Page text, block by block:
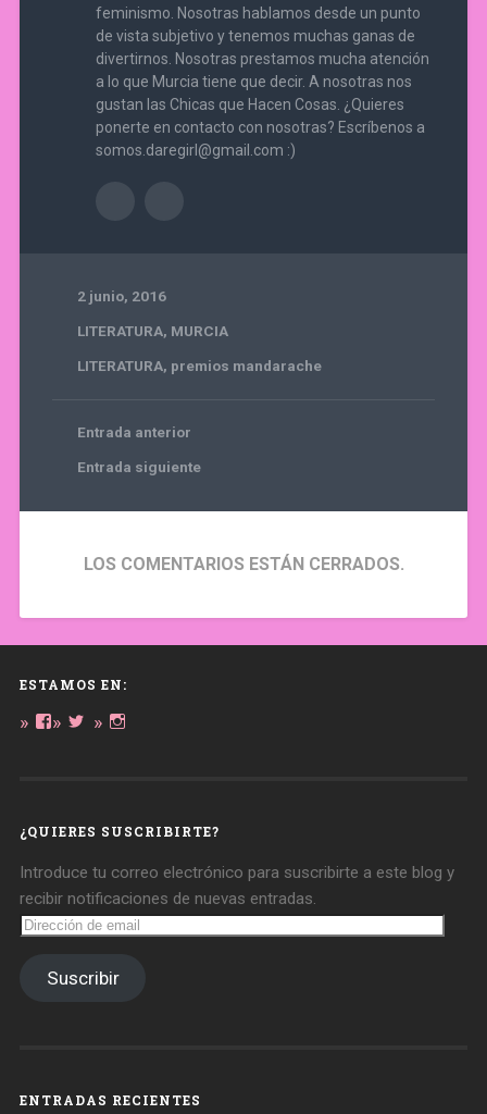
feminismo. Nosotras hablamos desde un punto
de vista subjetivo y tenemos muchas ganas de
divertirnos. Nosotras prestamos mucha atención
a lo que Murcia tiene que decir. A nosotras nos
gustan las Chicas que Hacen Cosas. ¿Quieres
ponerte en contacto con nosotras? Escríbenos a
somos.daregirl@gmail.com :)
2 junio, 2016
LITERATURA, MURCIA
LITERATURA, premios mandarache
Entrada anterior
Entrada siguiente
LOS COMENTARIOS ESTÁN CERRADOS.
ESTAMOS EN:
Ver Ver
Ver
¿QUIERES SUSCRIBIRTE?
Introduce tu correo electrónico para suscribirte a este blog y
recibir notificaciones de nuevas entradas.
Dirección
de
Suscribir
ENTRADAS RECIENTES